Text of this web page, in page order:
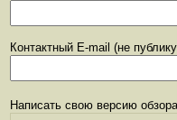
Контактный E-mail (не
Написать свою версию